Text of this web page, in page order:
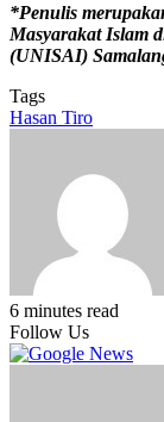
*Penulis
Masyarakat Islam
(UNISAI)
Tags
Hasan Tiro
6 minutes read
Follow Us